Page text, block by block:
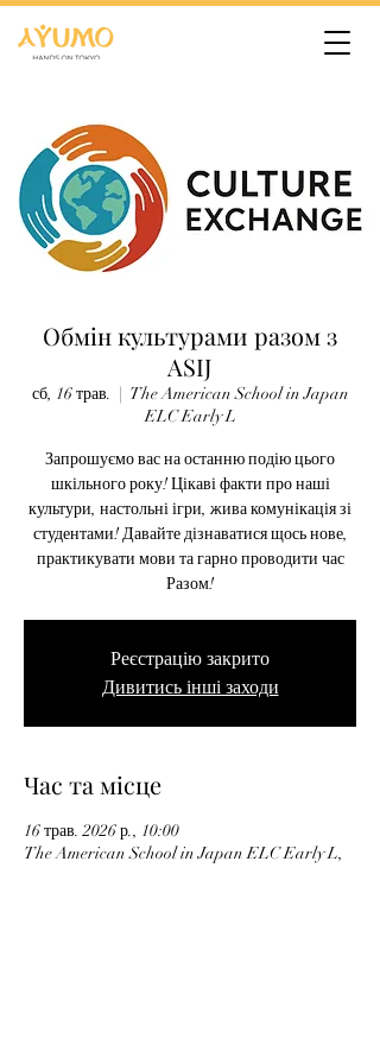
Обмін культурами разом з
ASIJ
сб, 16 трав.
  |
The American School in Japan
ELC Early L
Запрошуємо вас на останню подію цього
шкільного року! Цікаві факти про наші
культури, настольні ігри, жива комунікація зі
студентами! Давайте дізнаватися щось нове,
практикувати мови та гарно проводити час
Разом!
Реєстрацію закрито
Дивитись інші заходи
Час та місце
16 трав. 2026 р., 10:00
The American School in Japan ELC Early L,